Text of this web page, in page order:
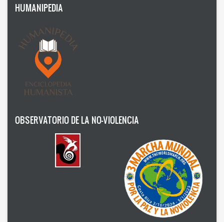
Humanism
Nonviolence
Politics
Psicology
Health
Ildefonso Hernández Silva
HUMANIPEDIA
OBSERVATORIO DE LA NO-VIOLENCIA